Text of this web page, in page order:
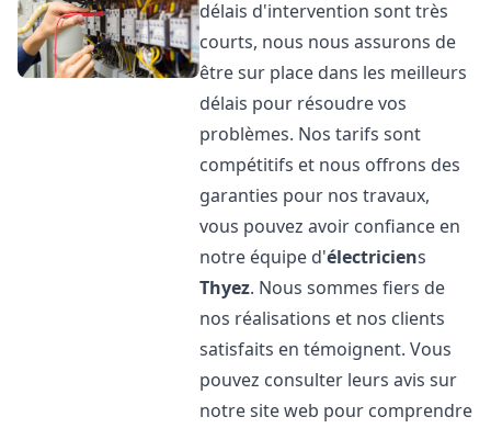
délais d'intervention sont très
courts, nous nous assurons de
être sur place dans les meilleurs
délais pour résoudre vos
problèmes. Nos tarifs sont
compétitifs et nous offrons des
garanties pour nos travaux,
vous pouvez avoir confiance en
notre équipe d'électriciens
Thyez. Nous sommes fiers de
nos réalisations et nos clients
satisfaits en témoignent. Vous
pouvez consulter leurs avis sur
notre site web pour comprendre